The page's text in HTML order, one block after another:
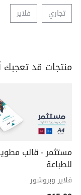
تجاري فلاير
منتجات قد تعجبك
مستثمر - قالب
للطباعة
فلاير وبروشور